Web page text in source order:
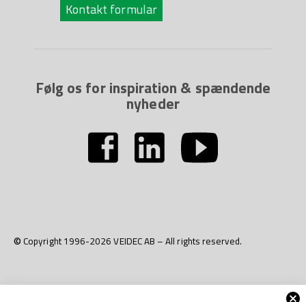
Kontakt formular
Følg os for inspiration & spændende
nyheder
© Copyright 1996-2026 VEIDEC AB – All rights reserved.